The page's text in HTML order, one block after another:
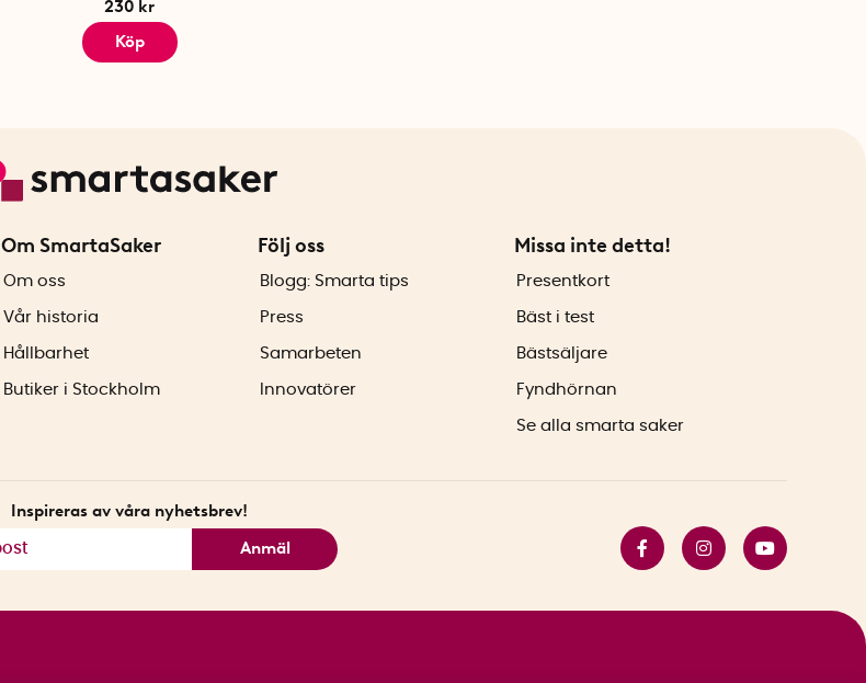
230 kr
Köp
Om SmartaSaker
Om oss
Vår historia
Hållbarhet
Butiker i Stockholm
Följ oss
Blogg: Smarta tips
Press
Samarbeten
Innovatörer
Missa inte detta!
Presentkort
Bäst i test
Bästsäljare
Fyndhörnan
Se alla smarta saker
Inspireras av våra nyhetsbrev!
Anmäl